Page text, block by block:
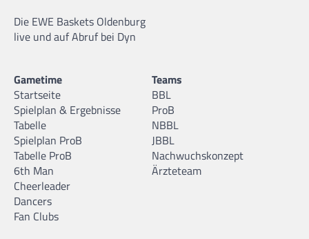
Die EWE Baskets Oldenburg
live und auf Abruf bei Dyn
Gametime
Startseite
Spielplan & Ergebnisse
Tabelle
Spielplan ProB
Tabelle ProB
6th Man
Cheerleader
Dancers
Fan Clubs
Teams
BBL
ProB
NBBL
JBBL
Nachwuchskonzept
Ärzteteam